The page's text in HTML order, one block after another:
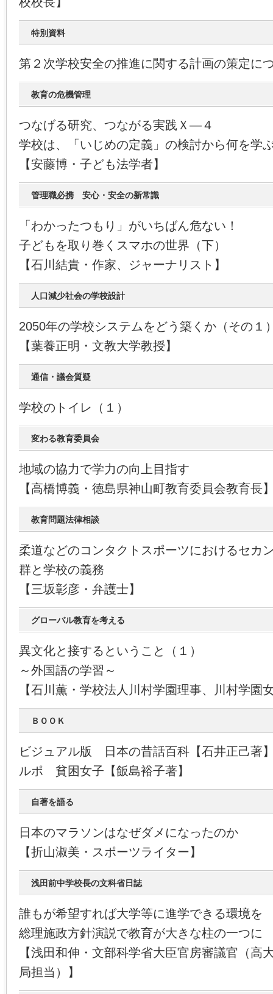
特別資料
第２次学校安全の推進に関する計画の策定に
教育の危機管理
つなげる研究、つながる実践Ｘ―４
学校は、「いじめの定義」の検討から何を学
【安藤博・子ども法学者】
管理職必携 安心・安全の新常識
「わかったつもり」がいちばん危ない！
子どもを取り巻くスマホの世界（下）
【石川結貴・作家、ジャーナリスト】
人口減少社会の学校設計
2050年の学校システムをどう築くか（その１
【葉養正明・文教大学教授】
通信・議会質疑
学校のトイレ（１）
変わる教育委員会
地域の協力で学力の向上目指す
【高橋博義・徳島県神山町教育委員会教育長
教育問題法律相談
柔道などのコンタクトスポーツにおけるセカ
群と学校の義務
【三坂彰彦・弁護士】
グローバル教育を考える
異文化と接するということ（１）
～外国語の学習～
【石川薫・学校法人川村学園理事、川村学園
ＢＯＯＫ
ビジュアル版 日本の昔話百科【石井正己著
ルポ 貧困女子【飯島裕子著】
自著を語る
日本のマラソンはなぜダメになったのか
【折山淑美・スポーツライター】
浅田前中学校長の文科省日誌
誰もが希望すれば大学等に進学できる環境を
総理施政方針演説で教育が大きな柱の一つに
【浅田和伸・文部科学省大臣官房審議官（高
局担当）】